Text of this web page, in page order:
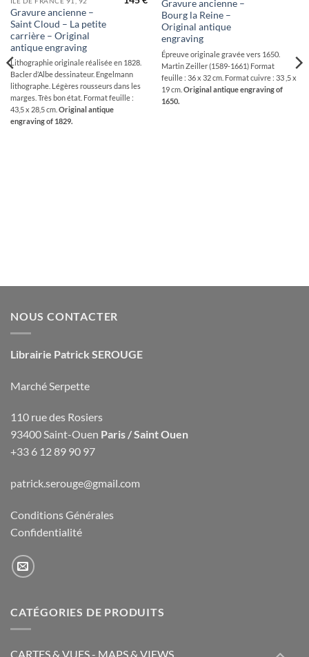
Gravure ancienne –
Saint Cloud – La petite
carrière – Original
antique engraving
Lithographie originale réalisée en 1828.
Bacler d’Albe dessinateur. Engelmann
lithographe. Légères rousseurs dans les
marges. Très bon état. Format feuille :
43,5 x 28,5 cm. Original antique
engraving of 1829.
Gravure ancienne –
Bourg la Reine –
Original antique
engraving
Épreuve originale gravée vers 1650.
Martin Zeiller (1589-1661) Format
feuille : 36 x 32 cm. Format cuivre : 33 ,5 x
19 cm. Original antique engraving of
1650.
NOUS CONTACTER
Librairie Patrick SEROUGE
Marché Serpette
110 rue des Rosiers
93400 Saint-Ouen Paris / Saint Ouen
+33 6 12 89 90 97
patrick.serouge@gmail.com
Conditions Générales
Confidentialité
CATÉGORIES DE PRODUITS
CARTES & VUES - MAPS & VIEWS